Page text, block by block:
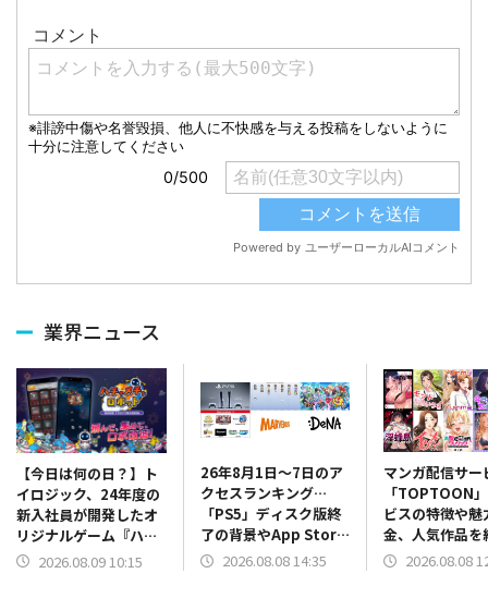
業界ニュース
【今日は何の日？】ト
イロジック、24年度の
新入社員が開発したオ
リジナルゲーム『ハチ
ャメチャロボット』を
2026.08.09 10:15
26年8月1日～7日のア
クセスランキング…
「PS5」ディスク版終
了の背景やApp Store
振り返り、決算関係が
2026.08.08 14:35
マンガ配信サー
「TOPTOON
ビスの特徴や魅
金、人気作品
ランキングも毎
2026.08.08